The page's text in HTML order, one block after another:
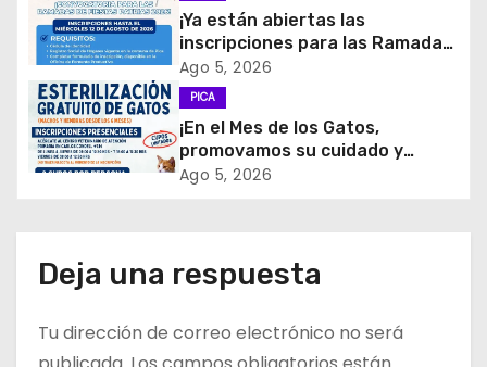
d
e
e
n
r
d
¡Ya están abiertas las
inscripciones para las Ramadas
de Fiestas Patrias 2026!
Ago 5, 2026
PICA
¡En el Mes de los Gatos,
promovamos su cuidado y
tenencia responsable!
Ago 5, 2026
Deja una respuesta
Tu dirección de correo electrónico no será